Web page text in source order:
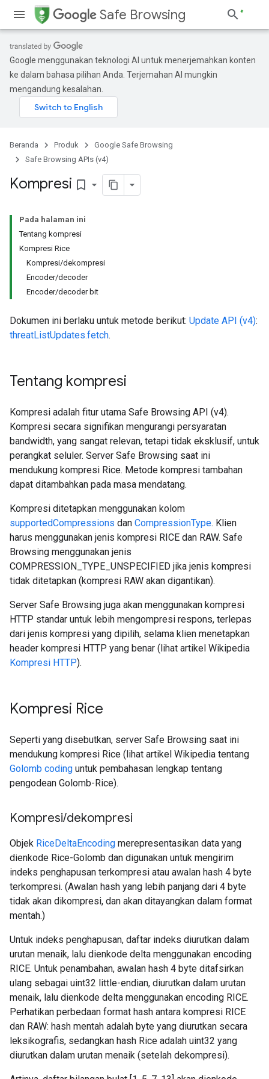
Safe Browsing
Google menggunakan teknologi AI untuk menerjemahkan konten
ke dalam bahasa pilihan Anda. Terjemahan AI mungkin
mengandung kesalahan.
Beranda Produk
Google Safe Browsing
Safe Browsing APIs (v4)
Kompresi bookmark_border
Pada halaman ini
Tentang kompresi
Kompresi Rice
Kompresi/dekompresi
Encoder/decoder
Encoder/decoder bit
Dokumen ini berlaku untuk metode berikut: Update API (v4):
threatListUpdates.fetch.
Tentang kompresi
Kompresi adalah fitur utama Safe Browsing API (v4).
Kompresi secara signifikan mengurangi persyaratan
bandwidth, yang sangat relevan, tetapi tidak eksklusif, untuk
perangkat seluler. Server Safe Browsing saat ini
mendukung kompresi Rice. Metode kompresi tambahan
dapat ditambahkan pada masa mendatang.
Kompresi ditetapkan menggunakan kolom
supportedCompressions dan CompressionType. Klien
harus menggunakan jenis kompresi RICE dan RAW. Safe
Browsing menggunakan jenis
COMPRESSION_TYPE_UNSPECIFIED jika jenis kompresi
tidak ditetapkan (kompresi RAW akan digantikan).
Server Safe Browsing juga akan menggunakan kompresi
HTTP standar untuk lebih mengompresi respons, terlepas
dari jenis kompresi yang dipilih, selama klien menetapkan
header kompresi HTTP yang benar (lihat artikel Wikipedia
Kompresi HTTP).
Kompresi Rice
Seperti yang disebutkan, server Safe Browsing saat ini
mendukung kompresi Rice (lihat artikel Wikipedia tentang
Golomb coding untuk pembahasan lengkap tentang
pengodean Golomb-Rice).
Kompresi/dekompresi
Objek RiceDeltaEncoding merepresentasikan data yang
dienkode Rice-Golomb dan digunakan untuk mengirim
indeks penghapusan terkompresi atau awalan hash 4 byte
terkompresi. (Awalan hash yang lebih panjang dari 4 byte
tidak akan dikompresi, dan akan ditayangkan dalam format
mentah.)
Untuk indeks penghapusan, daftar indeks diurutkan dalam
urutan menaik, lalu dienkode delta menggunakan encoding
RICE. Untuk penambahan, awalan hash 4 byte ditafsirkan
ulang sebagai uint32 little-endian, diurutkan dalam urutan
menaik, lalu dienkode delta menggunakan encoding RICE.
Perhatikan perbedaan format hash antara kompresi RICE
dan RAW: hash mentah adalah byte yang diurutkan secara
leksikografis, sedangkan hash Rice adalah uint32 yang
diurutkan dalam urutan menaik (setelah dekompresi).